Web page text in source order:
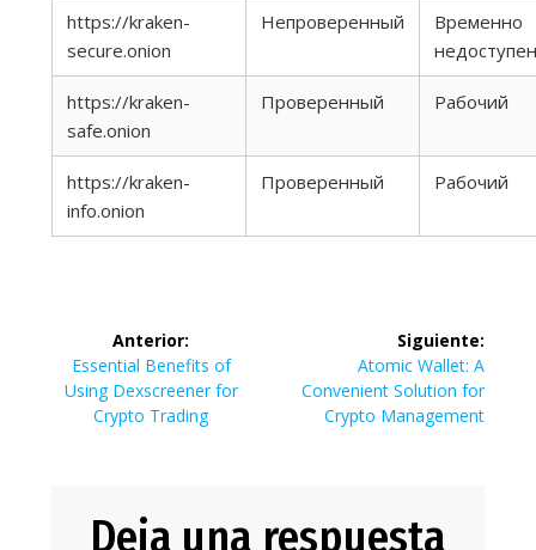
https://kraken-
secure.onion
Непроверенный
Временно
недоступен
https://kraken-
safe.onion
Проверенный Рабочий
https://kraken-
info.onion
Проверенный Рабочий
Navegación
entradas
Anterior:
Entrada
anterior:
Essential Benefits of
Using Dexscreener for
Crypto Trading
Siguiente:
Siguiente
entrada:
Atomic Wallet: A
Convenient Solution for
Crypto Management
Deja una respuesta